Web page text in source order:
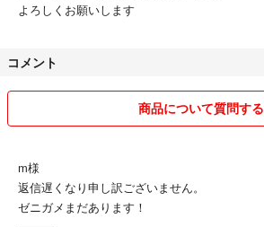
よろしくお願いします
コメント
商品について質問する
m様
返信遅くなり申し訳ございません。
ゼニガメまだあります！